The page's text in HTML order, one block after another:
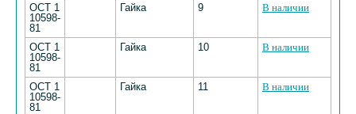
ОСТ 1
10598-
81
Гайка 9 В наличии
ОСТ 1
10598-
81
Гайка 10 В наличии
ОСТ 1
10598-
81
Гайка 11 В наличии